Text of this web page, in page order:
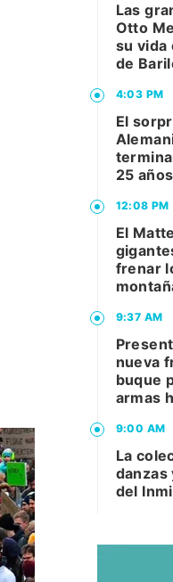
Las
Otto
su vida
de
4:03 PM
El
25
12:08 PM
El
frenar
9:37 AM
nueva
buque
armas
9:00 AM
La
danzas
del